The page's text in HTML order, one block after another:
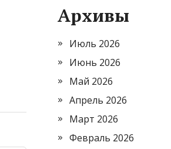
Архивы
Июль 2026
Июнь 2026
Май 2026
Апрель 2026
Март 2026
Февраль 2026